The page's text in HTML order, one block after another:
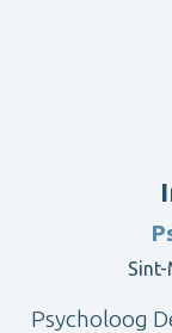
Sint-
Psycholoog